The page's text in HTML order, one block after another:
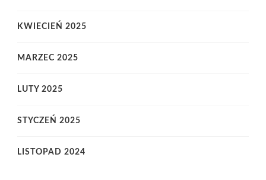
KWIECIEŃ 2025
MARZEC 2025
LUTY 2025
STYCZEŃ 2025
LISTOPAD 2024